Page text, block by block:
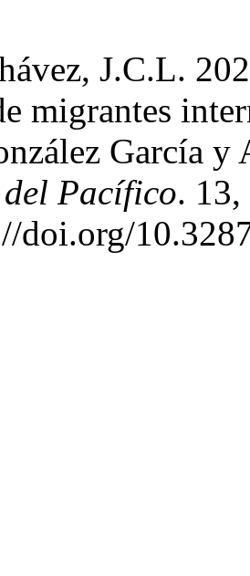
J.C.L.
migrantes
García
Pacífico.
doi.org/